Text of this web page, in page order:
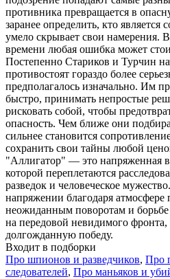
противника превращается в
заранее определить, кто
умело скрывает свои намерения.
времени любая ошибка может
Постепенно Стариков и Турчин
противостоят гораздо более
предполагалось изначально. Им
быстро, принимать непростые
рисковать собой, чтобы
опасность. Чем ближе они
сильнее становится
сохранить свои тайны любой
"Аллигатор" — это напряженная
которой переплетаются
разведок и человеческое
напряжении благодаря атмосфере
неожиданным поворотам и
на передовой невидимого
долгожданную победу.
Входит в подборки
Про шпионов и разведчиков, Про
следователей, Про маньяков и